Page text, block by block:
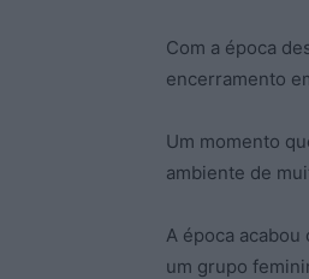
Com a época
encerramento
Um momento
ambiente de
A época
um grupo